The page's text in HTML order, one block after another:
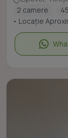
2 camere
• Locație